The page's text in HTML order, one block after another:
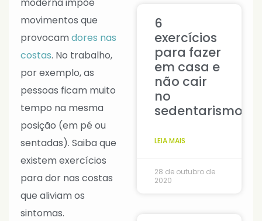
moderna impõe
movimentos que
provocamdores nas
costas. No trabalho,
por exemplo, as
pessoas ficam muito
tempo na mesma
posição (em pé ou
sentadas). Saiba que
existem exercícios
para dor nas costas
que aliviam os
sintomas.
6
exercícios
para fazer
em casa e
não cair
no
sedentarismo
LEIA MAIS
28 de outubro de
2020